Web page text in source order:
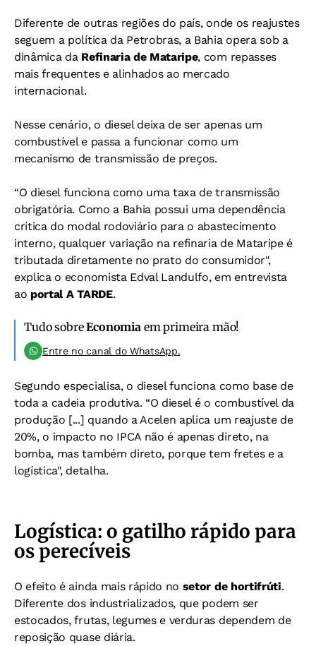
Diferente de outras regiões do país, onde os reajustes
seguem a política da Petrobras, a Bahia opera sob a
dinâmica da Refinaria de Mataripe, com repasses
mais frequentes e alinhados ao mercado
internacional.
Nesse cenário, o diesel deixa de ser apenas um
combustível e passa a funcionar como um
mecanismo de transmissão de preços.
“O diesel funciona como uma taxa de transmissão
obrigatória. Como a Bahia possui uma dependência
crítica do modal rodoviário para o abastecimento
interno, qualquer variação na refinaria de Mataripe é
tributada diretamente no prato do consumidor",
explica o economista Edval Landulfo, em entrevista
ao portal A TARDE.
Tudo sobreEconomiaem primeira mão!
Entre no canal do WhatsApp.
Segundo especialisa, o diesel funciona como base de
toda a cadeia produtiva. “O diesel é o combustível da
produção [...] quando a Acelen aplica um reajuste de
20%, o impacto no IPCA não é apenas direto, na
bomba, mas também direto, porque tem fretes e a
logística", detalha.
Logística: o gatilho rápido para
os perecíveis
O efeito é ainda mais rápido no setor de hortifrúti.
Diferente dos industrializados, que podem ser
estocados, frutas, legumes e verduras dependem de
reposição quase diária.